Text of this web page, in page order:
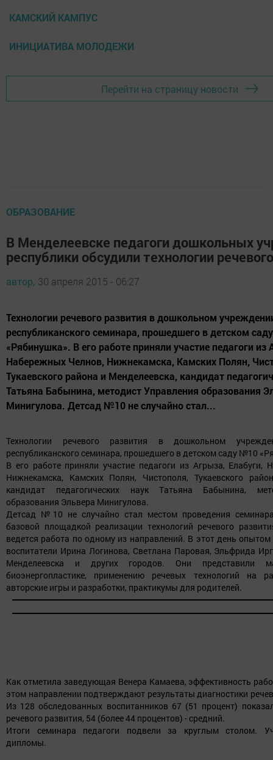
КАМСКИЙ КАМПУС
ИНИЦИАТИВА МОЛОДЕЖИ
Перейти на страницу новости
ОБРАЗОВАНИЕ
В Менделеевске педагоги дошкольных
республики обсудили технологии
автор, 30 апреля 2015 - 06:27
Технологии речевого развития в дошкольном
республиканского семинара, прошедшего в детском
«Рябинушка». В его работе приняли участие педагоги из
Набережных Челнов, Нижнекамска, Камских Полян,
Тукаевского района и Менделеевска, кандидат
Татьяна Бабынина, методист Управления образования
Минигулова. Детсад №10 не случайно стал...
Технологии речевого развития в дошкольном
республиканского семинара, прошедшего в детском саду №10
В его работе приняли участие педагоги из Агрыза, Елабуги,
Нижнекамска, Камских Полян, Чистополя, Тукаевского
кандидат педагогических наук Татьяна Бабынина,
образования Эльвера Минигулова.
Детсад №10 не случайно стал местом проведения
базовой площадкой реализации технологий речевого
ведется работа по одному из направлений. В этот день
воспитатели Ирина Логинова, Светлана Паровая, Эльфрида
Менделеевска и других городов. Они представили
биоэнергопластике, применению речевых технологий на
авторские игры и разработки, практикумы для родителей.
Как отметила заведующая Венера Камаева, эффективность
этом направлении подтверждают результаты диагностики
Из 128 обследованных воспитанников 67 (51 процент)
речевого развития, 54 (более 44 процентов) - средний.
Итоги семинара педагоги подвели за круглым столом.
дипломы.